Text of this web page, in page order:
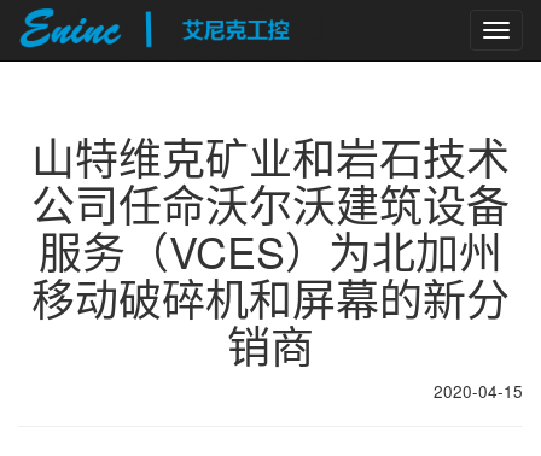
山特维克矿业和岩石技术
公司任命沃尔沃建筑设备
服务（VCES）为北加州
移动破碎机和屏幕的新分
销商
2020-04-15